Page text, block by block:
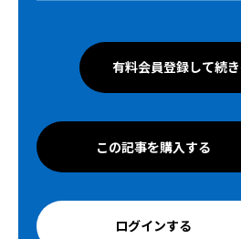
有料会員登録して続
この記事を購入する
ログインする